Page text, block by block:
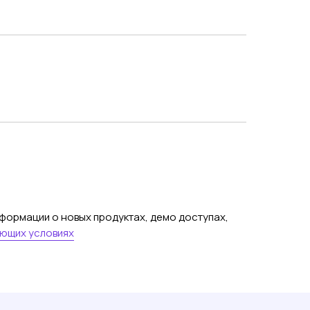
о новых продуктах, демо доступах,
условиях